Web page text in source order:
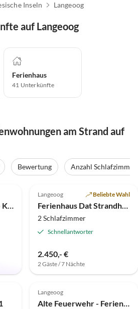
Inseln Langeoog
auf Langeoog
Ferienhaus
41 Unterkünfte
am Strand auf
Bewertung
Anzahl Schlafzimmer
Ferienwohnung Grote Käptns Stuuv
Top-Inserat
Langeoog Beliebte Wahl
Ferienhaus Dat Strandhuus
2 Schlafzimmer
Schnellantworter
2.450,- €
2 Gäste / 7 Nächte
Top-Inserat
5.0 (2)
Langeoog
Alte Feuerwehr - Ferienhaus Residenz Feuerhaus Nr. 6